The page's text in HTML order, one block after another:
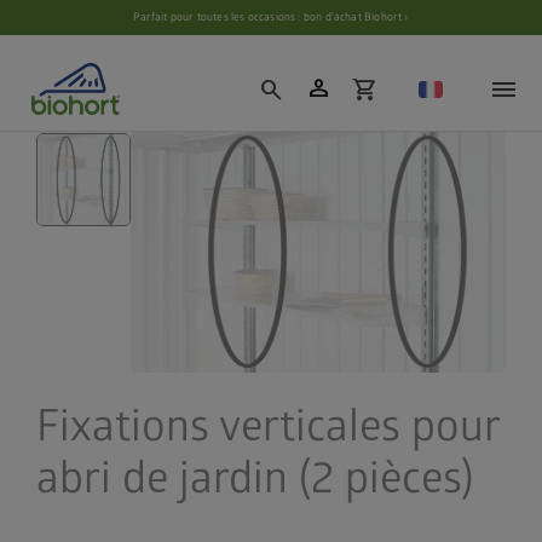
Paramètres des cookiesParfait pour toutes les occasions : bon d’achat Biohort ›
search person shopping_cart
Fixations verticales pour
abri de jardin (2 pièces)